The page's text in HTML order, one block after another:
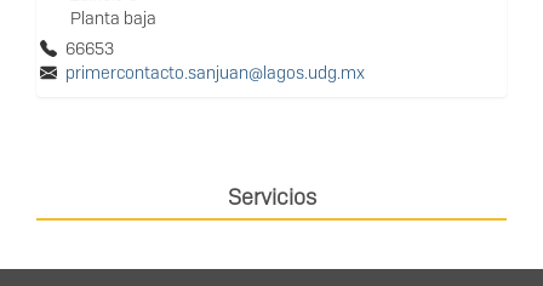
Planta baja
66653
primercontacto.sanjuan@lagos.udg.mx
Servicios